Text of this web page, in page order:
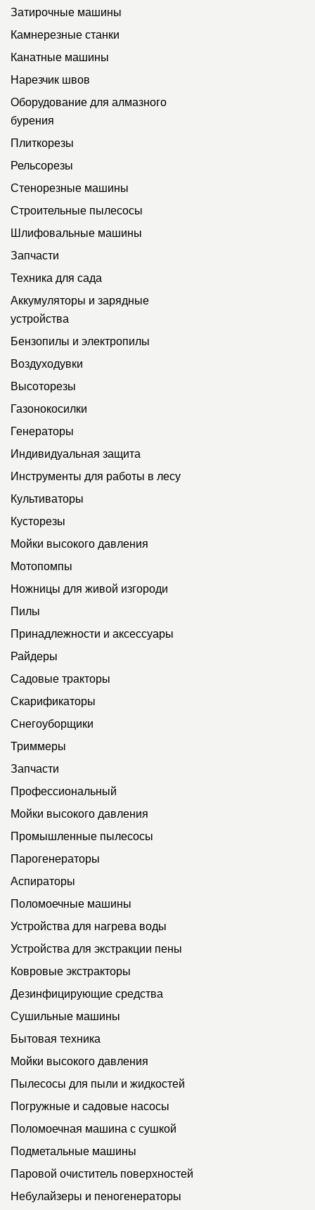
Затирочные машины
Камнерезные станки
Канатные машины
Нарезчик швов
Оборудование для алмазного
бурения
Плиткорезы
Рельсорезы
Стенорезные машины
Строительные пылесосы
Шлифовальные машины
Запчасти
Техника для сада
Аккумуляторы и зарядные
устройства
Бензопилы и электропилы
Воздуходувки
Высоторезы
Газонокосилки
Генераторы
Индивидуальная защита
Инструменты для работы в лесу
Культиваторы
Кусторезы
Мойки высокого давления
Мотопомпы
Ножницы для живой изгороди
Пилы
Принадлежности и аксессуары
Райдеры
Садовые тракторы
Скарификаторы
Снегоуборщики
Триммеры
Запчасти
Профессиональный
Мойки высокого давления
Промышленные пылесосы
Парогенераторы
Аспираторы
Поломоечные машины
Устройства для нагрева воды
Устройства для экстракции пены
Ковровые экстракторы
Дезинфицирующие средства
Сушильные машины
Бытовая техника
Мойки высокого давления
Пылесосы для пыли и жидкостей
Погружные и садовые насосы
Поломоечная машина с сушкой
Подметальные машины
Паровой очиститель поверхностей
Небулайзеры и пеногенераторы